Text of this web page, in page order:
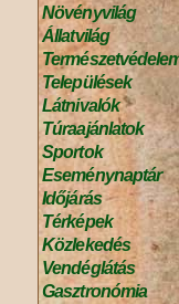
Növényvilág
Állatvilág
Települések
Látnivalók
Túraajánlatok
Sportok
Eseménynaptár
Időjárás
Térképek
Közlekedés
Vendéglátás
Gasztronómia